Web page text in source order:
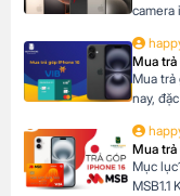
camera
So
iPhone
Pro […]
Mua trả
Mua
nay,
đủ điều
Phone,
Mua
Mục